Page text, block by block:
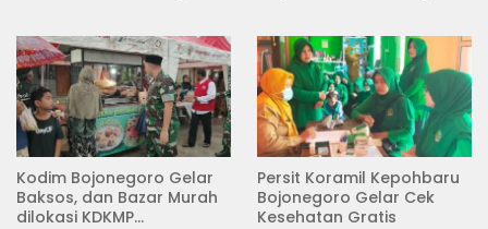
Kodim Bojonegoro Gelar
Baksos, dan Bazar Murah
dilokasi KDKMP
Persit Koramil Kepohbaru
Bojonegoro Gelar Cek
Kesehatan Gratis